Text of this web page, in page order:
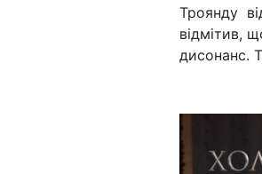
Троянду
відмітив,
дисонанс.